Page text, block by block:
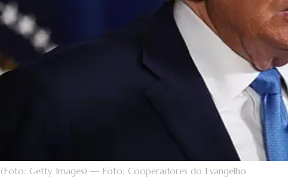
(Foto: Getty Images) — Foto: Cooperadores do Evangelho